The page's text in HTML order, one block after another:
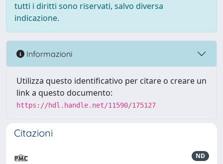
tutti i diritti sono riservati, salvo diversa
indicazione.
Informazioni
Utilizza questo identificativo per citare o creare un
link a questo documento:
https://hdl.handle.net/11590/175127
Citazioni
ND